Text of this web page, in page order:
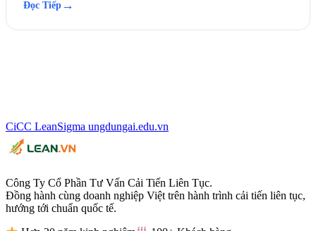
Đọc Tiếp →
CiCC LeanSigma ungdungai.edu.vn
Công Ty Cổ Phần Tư Vấn Cải Tiến Liên Tục.
Đồng hành cùng doanh nghiệp Việt trên hành trình cải tiến liên tục,
hướng tới chuẩn quốc tế.